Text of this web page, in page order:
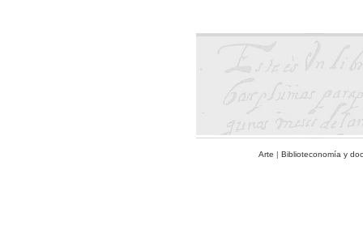
Arte | Biblioteconomía y